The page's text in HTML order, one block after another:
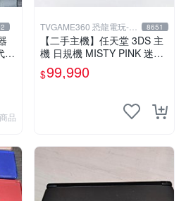
品
TVGAME360 恐龍電玩-台
中店
8651
【二手主機】任天堂 3DS 主
機 日規機 MISTY PINK 迷霧
粉 迷濛粉色 粉紅色【台中恐
龍電玩】
$99,990